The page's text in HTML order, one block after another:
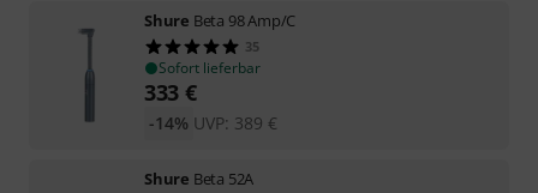
Shure Beta 98 Amp/C
35
Sofort lieferbar
333 €
UVP: 389 €
-14%
Shure Beta 52A